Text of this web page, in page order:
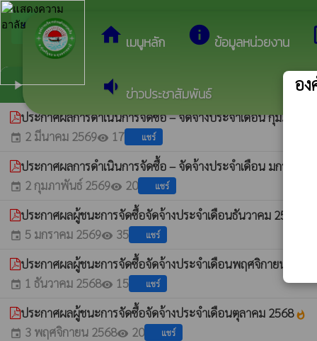
home เมนูหลัก info ข้อมูลหน่วยงาน
volume_down ข่าวประชาสัมพันธ์
arrow_back_ios กลับเมนูหลัก ยินดีต้อนรับสู่เว็
play_arrowสรุปผลการจัดซื้อจัดจ้างประจำเดือน
ประกาศผลการดำเนินการจัดซื้อ – จัดจ้างประจำเดือน กุมภาพัน
event 2 มีนาคม 2569visibility 17 แชร์
ประกาศผลการดำเนินการจัดซื้อ – จัดจ้างประจำเดือน มกราคม
event 2 กุมภาพันธ์ 2569visibility 20 แชร์
ประกาศผลผู้ชนะการจัดซื้อจัดจ้างประจำเดือนธันวาคม 2568
event 5 มกราคม 2569visibility 35 แชร์
ประกาศผลผู้ชนะการจัดซื้อจัดจ้างประจำเดือนพฤศจิกายน 2568
event 1 ธันวาคม 2568visibility 15 แชร์
ประกาศผลผู้ชนะการจัดซื้อจัดจ้างประจำเดือนตุลาคม 2568whatshot
event 3 พฤศจิกายน 2568visibility 20 แชร์
อง